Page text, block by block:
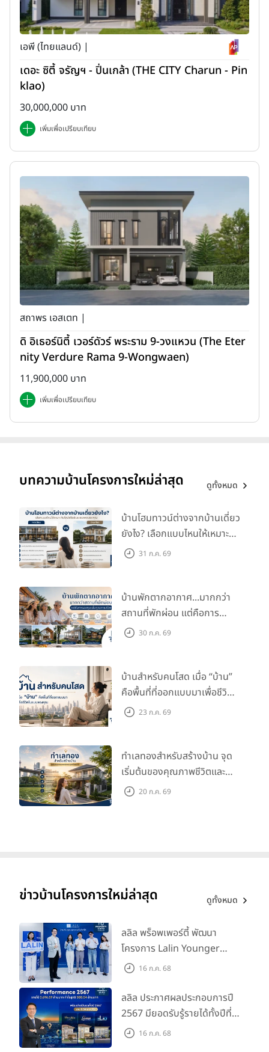
2. มิติด้านสิ่งอำนวยความสะดวกและบริการ
(Facilities & Bespoke Services)
บ้านเดี่ยว (เอกสิทธิ์ส่วนตัวสูงสุด) :
อย่างถูกสร้างขึ้นเพื่อ"คุณและครอบครัวเท่านั้น" ไม่ว่าจะเป็นสระ
ว่ายน้ำส่วนตัว หรือห้องออกกำลังกาย คุณไม่ต้องแบ่งปันพื้นที่กับ
ใคร มอบความเป็นส่วนตัวในระดับสูงสุด
คอนโดลักชูรี (บริการระดับเวิลด์คลาส) :
คอนโดระดับซูเปอร์ลักชูรีมักมาพร้อมกับมาตรฐานการ
น้ำชมวิวเส้นขอบฟ้า หรือ Private Club บนยอดตึก
3. มิติด้านทัศนียภาพและสุนทรียภาพ (View &
Aesthetics)
บ้านเดี่ยว :สุนทรียภาพของบ้านใจกลางเมืองคือ
ความสงบ"ทัศนียภาพจะเน้นไปที่การสร้างพื้นที่สีเขียวภายในรั้วบ้าน
ภายนอกอย่างสิ้นเชิง
คอนโดลักชูรี :มอบวิสัยทัศน์ที่ไร้ขีดจำกัดด้วย"วิวพาโนรามา
(Panoramic Skyline)"การได้ดื่มด่ำกับแสงไฟยามค่ำคืนของ
มหานคร หรือวิวโค้งน้ำเจ้าพระยาจากชั้น 50 คือประสบการณ์เหนือ
ระดับที่กลายเป็นจุดขายสำคัญของแนวสูง
เอพี (ไทยแลนด์) |
เดอะ ซิตี้ จรัญฯ - ปิ่นเกล้า (THE CITY Charun - Pin
klao)
30,000,000 บาท
เพิ่มเพื่อเปรียบเทียบ
สถาพร เอสเตท |
ดิ อิเธอร์นิตี้ เวอร์ดัวร์ พระราม 9-วงแหวน (The Eter
nity Verdure Rama 9-Wongwaen)
11,900,000 บาท
เพิ่มเพื่อเปรียบเทียบ
บทความบ้านโครงการใหม่ล่าสุด ดูทั้งหมด
บ้านโฮมทาวน์ต่างจากบ้านเดี่ยว
ยังไง? เลือกแบบไหนให้เหมาะ
กับไลฟ์สไตล์และอนาคตของ
31 ก.ค. 69
บ้านพักตากอากาศ...มากกว่า
สถานที่พักผ่อน แต่คือการ
ลงทุนเพื่อคุณภาพชีวิต
30 ก.ค. 69
บ้านสำหรับคนโสด เมื่อ “บ้าน”
คือพื้นที่ที่ออกแบบมาเพื่อชีวิต
ในแบบของคุณ
23 ก.ค. 69
ทำเลทองสำหรับสร้างบ้าน จุด
เริ่มต้นของคุณภาพชีวิตและ
มูลค่าในอนาคต
20 ก.ค. 69
ข่าวบ้านโครงการใหม่ล่าสุด ดูทั้งหมด
ลลิล พร็อพเพอร์ตี้ พัฒนา
โครงการ Lalin Younger
Club ส่งเสริมผู้นำรุ่นใหม่
16 ก.ค. 68
ลลิล ประกาศผลประกอบการปี
2567 มียอดรับรู้รายได้ทั้งปีที่
3,696.59 ล้านบาท กำไรสุทธิ
16 ก.ค. 68